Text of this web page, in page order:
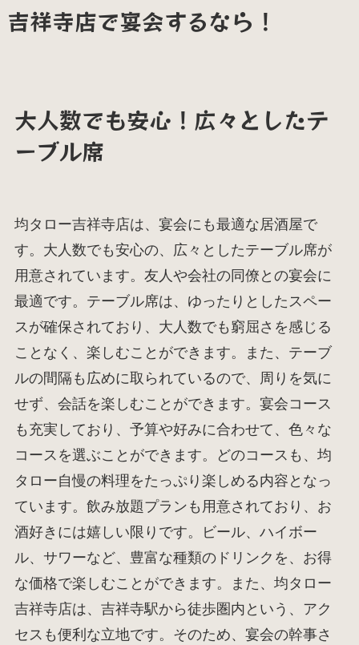
吉祥寺店で宴会するなら！
大人数でも安心！広々としたテ
ーブル席
均タロー吉祥寺店は、宴会にも最適な居酒屋で
す。大人数でも安心の、広々としたテーブル席が
用意されています。友人や会社の同僚との宴会に
最適です。テーブル席は、ゆったりとしたスペー
スが確保されており、大人数でも窮屈さを感じる
ことなく、楽しむことができます。また、テーブ
ルの間隔も広めに取られているので、周りを気に
せず、会話を楽しむことができます。宴会コース
も充実しており、予算や好みに合わせて、色々な
コースを選ぶことができます。どのコースも、均
タロー自慢の料理をたっぷり楽しめる内容となっ
ています。飲み放題プランも用意されており、お
酒好きには嬉しい限りです。ビール、ハイボー
ル、サワーなど、豊富な種類のドリンクを、お得
な価格で楽しむことができます。また、均タロー
吉祥寺店は、吉祥寺駅から徒歩圏内という、アク
セスも便利な立地です。そのため、宴会の幹事さ